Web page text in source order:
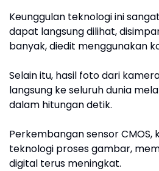
Keunggulan teknologi ini
dapat langsung dilihat,
banyak, diedit menggunakan
Selain itu, hasil foto dari
langsung ke seluruh dunia
dalam hitungan detik.
Perkembangan sensor
teknologi proses gambar,
digital terus meningkat.